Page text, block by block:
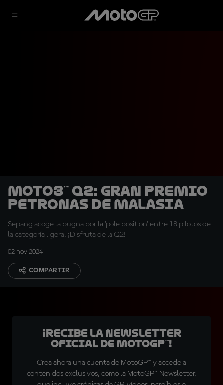
Moto3™ Q2: Gran Premio
PETRONAS de Malasia
Sepang acoge la pugna por la 'pole position' entre 18 pilotos de
la categoría ligera. ¡Disfruta de la Q2!
02 nov 2024
COMPARTIR
¡Recibe la Newsletter
oficial de MotoGP™!
Crea ahora una cuenta de MotoGP™ y accede a
contenidos exclusivos, como la MotoGP™ Newsletter,